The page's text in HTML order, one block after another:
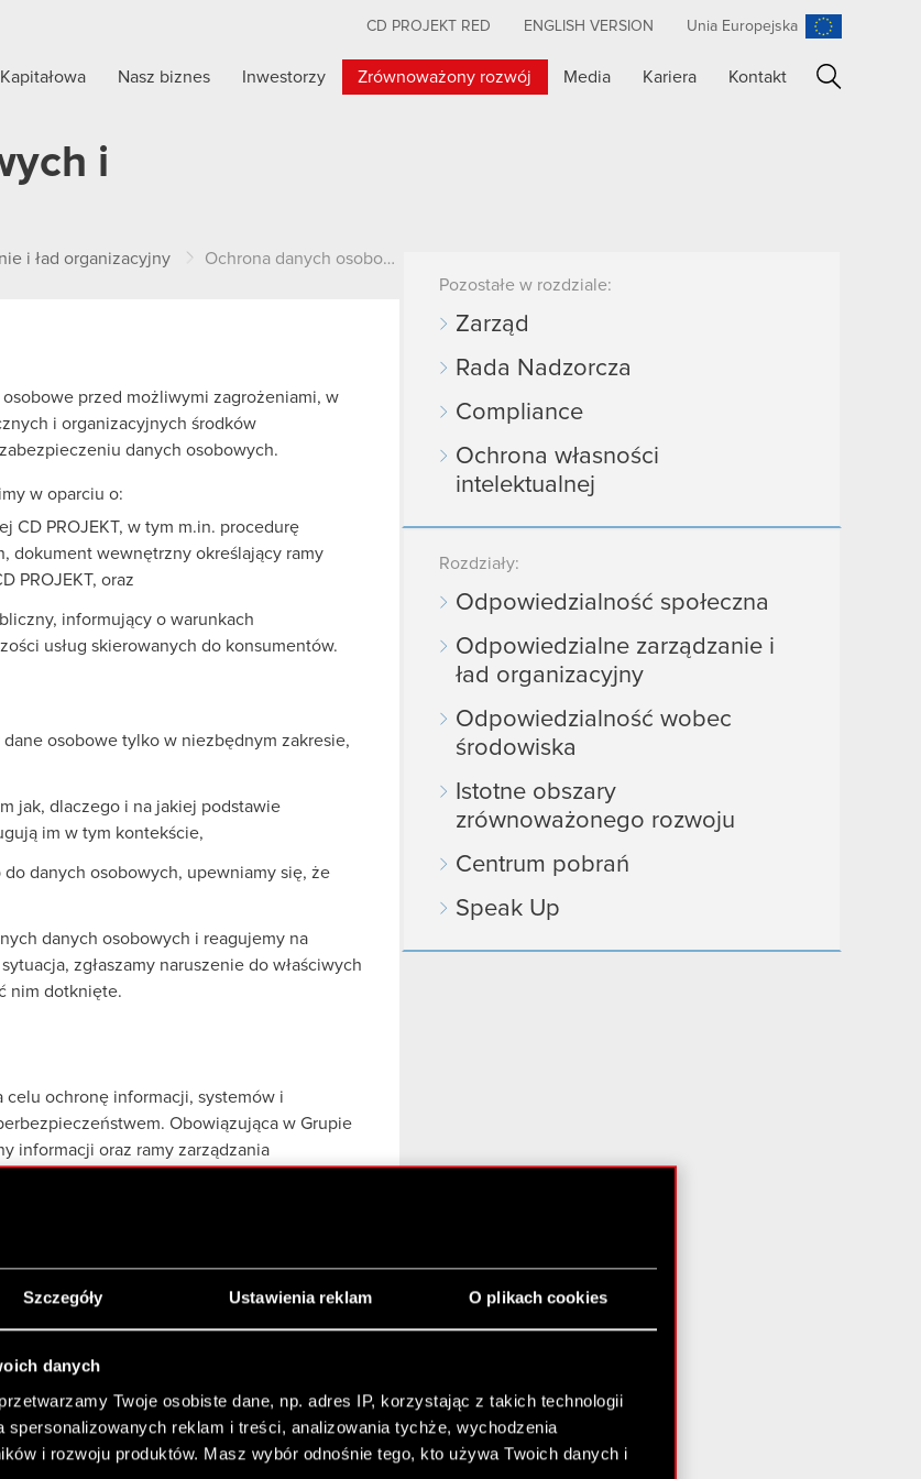
Szczegóły Ustawienia reklam O plikach cookies
danych
przetwarzamy Twoje osobiste dane, np. adres IP, korzystając z takich technologii
spersonalizowanych reklam i treści, analizowania tychże, wychodzenia
i rozwoju produktów. Masz wybór odnośnie tego, kto używa Twoich danych i
CD PROJEKT RED ENGLISH VERSION Unia Europejska
Nasz biznes Inwestorzy Zrównoważony rozwój Media Kariera Kontakt
i
i ład organizacyjny Ochrona danych osobowych i cyberbezpieczeństwo
osobowe przed możliwymi zagrożeniami, w
i organizacyjnych środków
danych osobowych.
w oparciu o:
CD PROJEKT, w tym m.in. procedurę
dokument wewnętrzny określający ramy
PROJEKT, oraz
informujący o warunkach
usług skierowanych do konsumentów.
osobowe tylko w niezbędnym zakresie,
jak, dlaczego i na jakiej podstawie
im w tym kontekście,
danych osobowych, upewniamy się, że
danych osobowych i reagujemy na
zgłaszamy naruszenie do właściwych
nim dotknięte.
celu ochronę informacji, systemów i
Obowiązująca w Grupie
informacji oraz ramy zarządzania
z cyberbezpieczeństwem, w tym poprzez
ryzyka wspierających identyfikację
organizacji,
IT oraz rozwijamy zdolności wykrywania,
systemach, m.in. poprzez
systemów i usług,
Pozostałe w rozdziale:
Zarząd
Rada Nadzorcza
Compliance
Ochrona własności
intelektualnej
Rozdziały:
Odpowiedzialność społeczna
Odpowiedzialne zarządzanie i
ład organizacyjny
Odpowiedzialność wobec
środowiska
Istotne obszary
zrównoważonego rozwoju
Centrum pobrań
Speak Up